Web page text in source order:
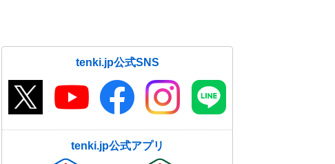
tenki.jp公式SNS
tenki.jp公式アプリ